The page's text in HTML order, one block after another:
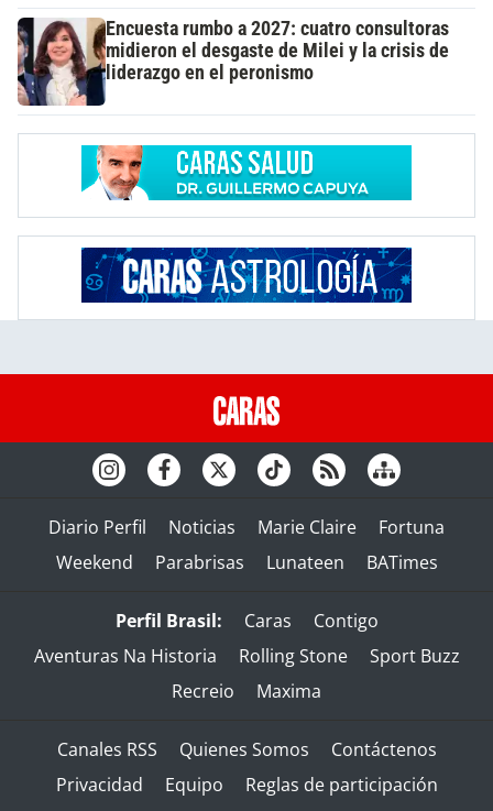
Encuesta rumbo a 2027: cuatro consultoras
midieron el desgaste de Milei y la crisis de
liderazgo en el peronismo
Diario Perfil Noticias Marie Claire
Fortuna
Weekend
Parabrisas Lunateen BATimes
Perfil Brasil: Caras
Contigo
Aventuras Na Historia
Rolling Stone
Sport Buzz
Recreio
Maxima
Canales RSS Quienes Somos
Contáctenos
Privacidad
Equipo
Reglas de participación